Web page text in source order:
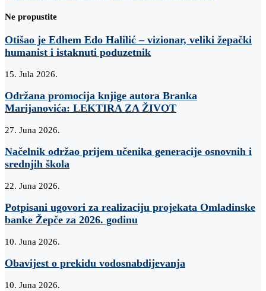
Ne propustite
Otišao je Edhem Edo Halilić – vizionar, veliki žepački
humanist i istaknuti poduzetnik
15. Jula 2026.
Održana promocija knjige autora Branka
Marijanovića: LEKTIRA ZA ŽIVOT
27. Juna 2026.
Načelnik održao prijem učenika generacije osnovnih i
srednjih škola
22. Juna 2026.
Potpisani ugovori za realizaciju projekata Omladinske
banke Žepče za 2026. godinu
10. Juna 2026.
Obavijest o prekidu vodosnabdijevanja
10. Juna 2026.